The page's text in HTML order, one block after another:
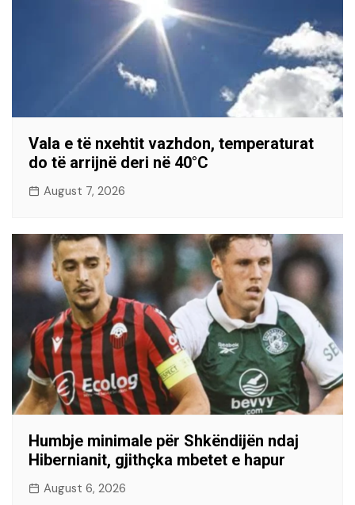
Vala e të nxehtit vazhdon, temperaturat
do të arrijnë deri në 40°C
August 7, 2026
Humbje minimale për Shkëndijën ndaj
Hibernianit, gjithçka mbetet e hapur
August 6, 2026